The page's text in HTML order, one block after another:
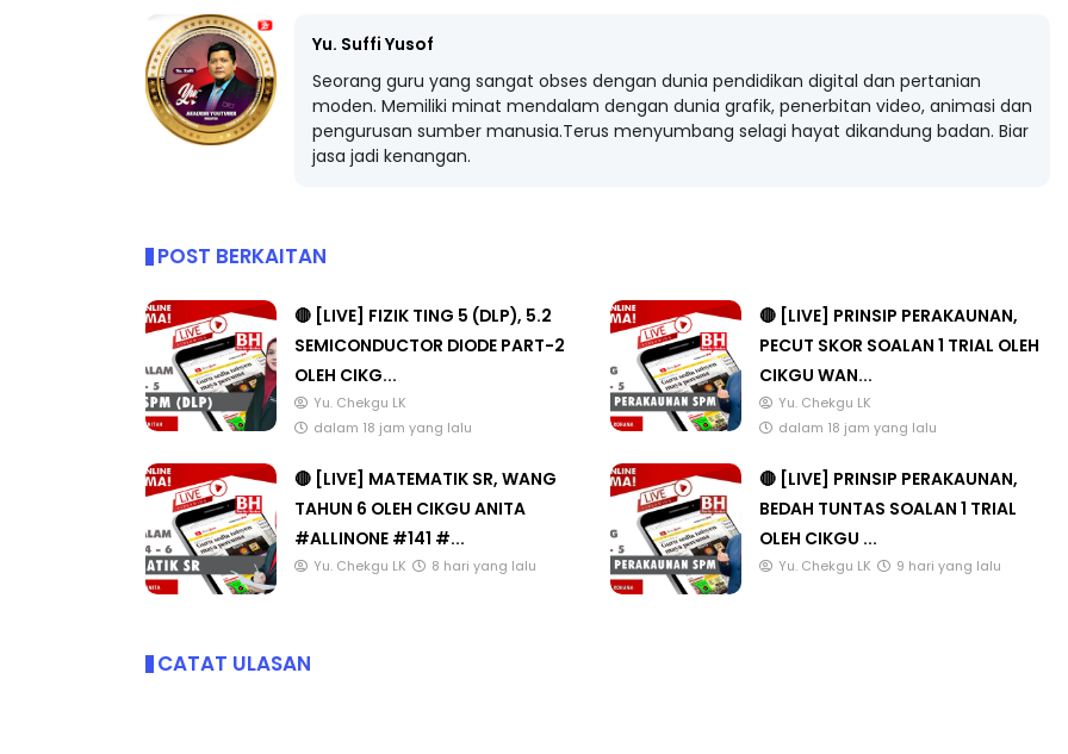
Yu. Suffi Yusof
Seorang guru yang sangat obses dengan dunia pendidikan digital dan pertanian
moden. Memiliki minat mendalam dengan dunia grafik, penerbitan video, animasi dan
pengurusan sumber manusia.Terus menyumbang selagi hayat dikandung badan. Biar
jasa jadi kenangan.
POST BERKAITAN
🔴 [LIVE] FIZIK TING 5 (DLP), 5.2
SEMICONDUCTOR DIODE PART-2
OLEH CIKG...
Yu. Chekgu LK
dalam 18 jam yang lalu
🔴 [LIVE] PRINSIP PERAKAUNAN,
PECUT SKOR SOALAN 1 TRIAL OLEH
CIKGU WAN...
Yu. Chekgu LK
dalam 18 jam yang lalu
🔴 [LIVE] MATEMATIK SR, WANG
TAHUN 6 OLEH CIKGU ANITA
#ALLINONE #141 #...
Yu. Chekgu LK 8 hari yang lalu
🔴 [LIVE] PRINSIP PERAKAUNAN,
BEDAH TUNTAS SOALAN 1 TRIAL
OLEH CIKGU ...
Yu. Chekgu LK 9 hari yang lalu
CATAT ULASAN